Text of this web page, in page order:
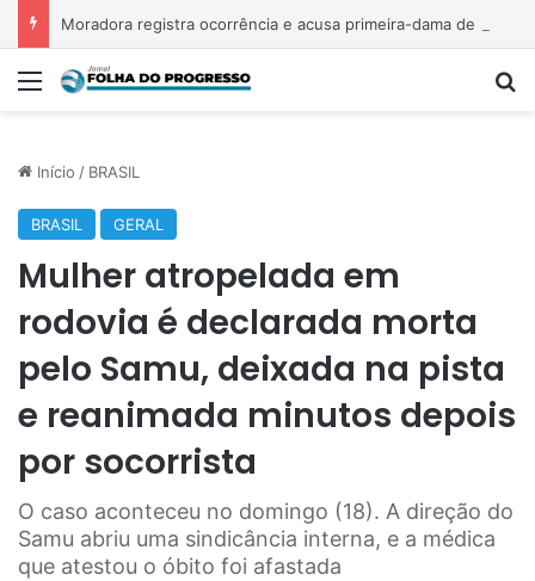
Menu
Início / BRASIL
BRASIL GERAL
Mulher atropelada em
rodovia é declarada morta
pelo Samu, deixada na pista
e reanimada minutos depois
por socorrista
O caso aconteceu no domingo (18). A direção do
Samu abriu uma sindicância interna, e a médica
que atestou o óbito foi afastada